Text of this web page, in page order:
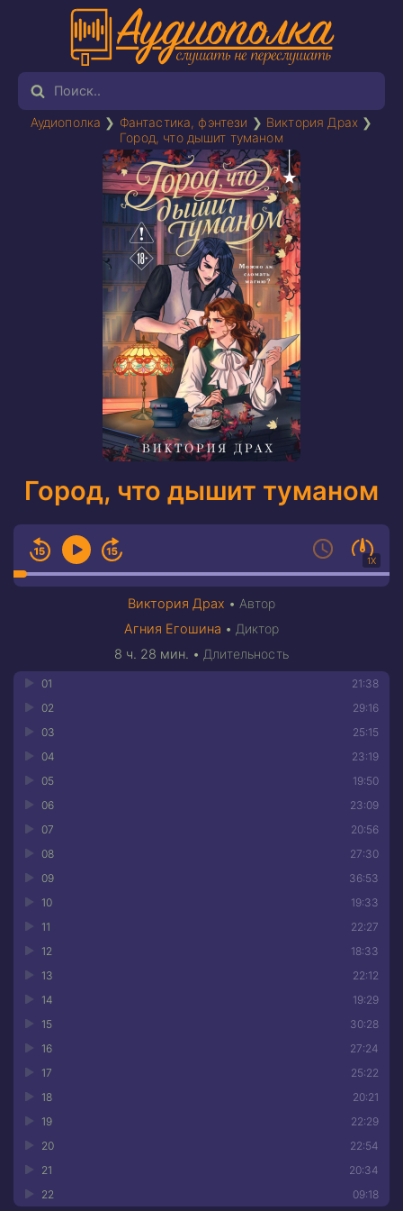
Аудиополка ❯ Фантастика, фэнтези ❯ Виктория Драх ❯
Город, что дышит туманом
Город, что дышит туманом
1X
Виктория Драх • Автор
Агния Егошина • Диктор
8 ч. 28 мин. •Длительность
21:38
01
29:16
02
25:15
03
23:19
04
19:50
05
23:09
06
20:56
07
27:30
08
36:53
09
19:33
10
22:27
11
18:33
12
22:12
13
19:29
14
30:28
15
27:24
16
25:22
17
20:21
18
22:29
19
22:54
20
20:34
21
09:18
22